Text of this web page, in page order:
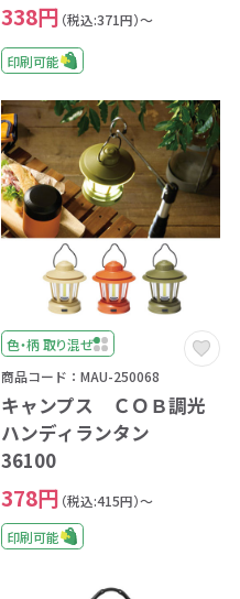
338円 （税込:371円）～
印刷可能
色・柄 取り混ぜ
商品コード：MAU-250068
キャンプス ＣＯＢ調光
ハンディランタン
36100
378円 （税込:415円）～
印刷可能